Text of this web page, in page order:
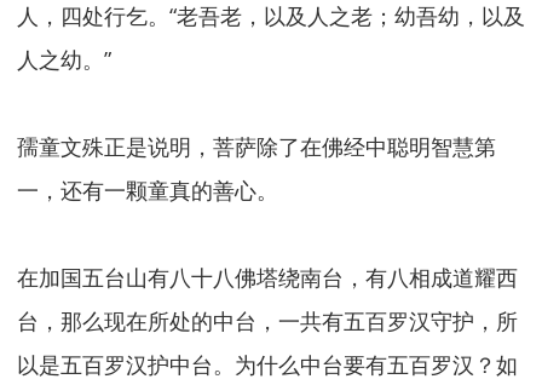
人，四处行乞。“老吾老，以及人之老；幼吾幼，以及
人之幼。”
孺童文殊正是说明，菩萨除了在佛经中聪明智慧第
一，还有一颗童真的善心。
在加国五台山有八十八佛塔绕南台，有八相成道耀西
台，那么现在所处的中台，一共有五百罗汉守护，所
以是五百罗汉护中台。为什么中台要有五百罗汉？如